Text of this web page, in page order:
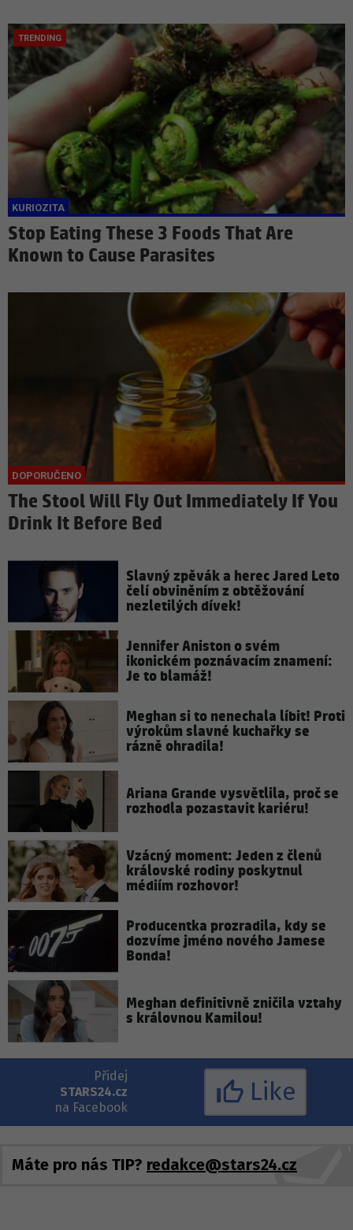
Stop Eating These 3 Foods That Are
Known to Cause Parasites
The Stool Will Fly Out Immediately If You
Drink It Before Bed
Slavný zpěvák a herec Jared Leto
čelí obviněním z obtěžování
nezletilých dívek!
Jennifer Aniston o svém
ikonickém poznávacím znamení:
Je to blamáž!
Meghan si to nenechala líbit! Proti
výrokům slavné kuchařky se
rázně ohradila!
Ariana Grande vysvětlila, proč se
rozhodla pozastavit kariéru!
Vzácný moment: Jeden z členů
královské rodiny poskytnul
médiím rozhovor!
Producentka prozradila, kdy se
dozvíme jméno nového Jamese
Bonda!
Meghan definitivně zničila vztahy
s královnou Kamilou!
Přidej
STARS24.cz
na Facebook
Like
Máte pro nás TIP? redakce@stars24.cz